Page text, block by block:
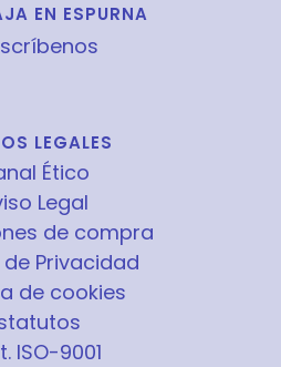
EN ESPURNA
LEGALES
Ético
Legal
de compra
Privacidad
de cookies
ISO-9001